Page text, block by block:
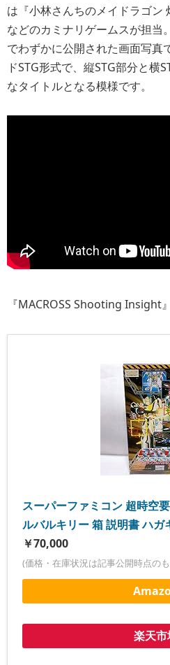
は『小林さんちのメイドラゴン
などのカミナリゲームスが担当
でわずかに公開された画面写真
ドSTG形式で、縦STG部分と横
なタイトルとなる模様です。
『MACROSS Shooting Insight
スーパーファミコン 超時空
ルバルキリー 箱 説明書 ハガ
￥70,000
(価格・在庫状況は記事公開時点の
楽天市